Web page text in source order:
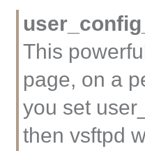
This
page, on a
you set
then vsftpd